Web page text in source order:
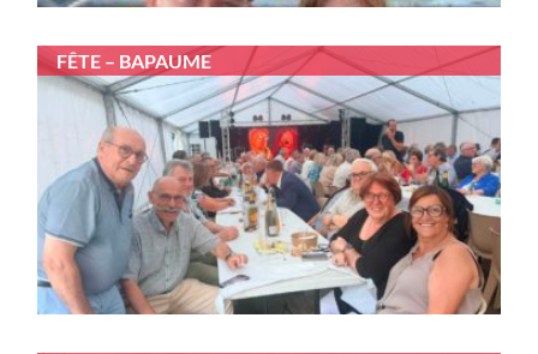
FÊTE – BAPAUME